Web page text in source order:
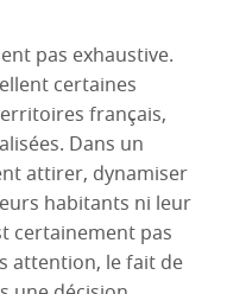
pas exhaustive.
certaines
français,
Dans un
attirer, dynamiser
habitants ni leur
certainement pas
attention, le fait de